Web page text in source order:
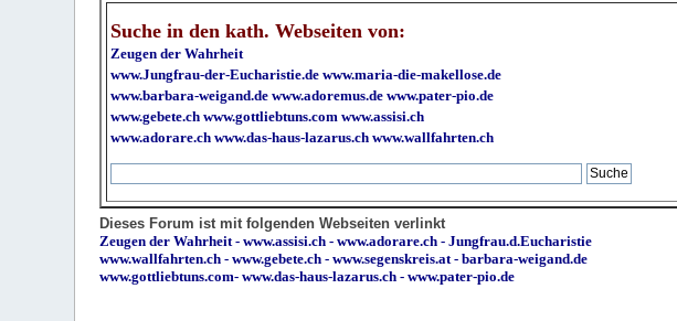
Suche in den kath. Webseiten von:
Zeugen der Wahrheit
www.Jungfrau-der-Eucharistie.de www.maria-die-makellose.de
www.barbara-weigand.de www.adoremus.de www.pater-pio.de
www.gebete.ch www.gottliebtuns.com www.assisi.ch
www.adorare.ch www.das-haus-lazarus.ch www.wallfahrten.ch
Dieses Forum ist mit folgenden Webseiten verlinkt
Zeugen der Wahrheit-www.assisi.ch -www.adorare.ch -Jungfrau.d.Eucharistie
www.wallfahrten.ch -www.gebete.ch -www.segenskreis.at-barbara-weigand.de
www.gottliebtuns.com-www.das-haus-lazarus.ch - www.pater-pio.de